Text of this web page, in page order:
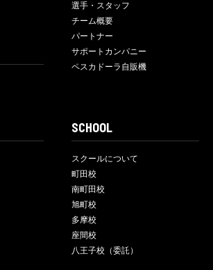
選手・スタッフ
チーム概要
パートナー
サポートカンパニー
ペスカドーラ自販機
SCHOOL
スクールについて
町田校
南町田校
旭町校
多摩校
座間校
八王子校（委託）